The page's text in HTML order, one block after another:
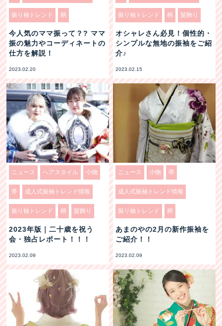
振り袖トレンド 柄
今人気のママ振って？? ママ
振の魅力やコーディネートの
仕方を解説！
2023.02.20
振り袖トレンド 柄 髪飾り
オシャレさん必見！個性的・
シンプルな無地の振袖をご紹
介♪
2023.02.15
ニュース へアスタイル 小物
帯 成人式振袖トレンド情報
振り袖トレンド 柄 髪飾り
2023年版｜二十歳を祝う
会・独占レポート！！！
2023.02.09
ニュース 小物 帯
成人式振袖トレンド情報
振り袖トレンド 柄
あまのやの2月の新作振袖を
ご紹介！！
2023.02.09